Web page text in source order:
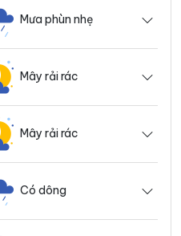
Mưa phùn nhẹ
Mây rải rác
Mây rải rác
Có dông